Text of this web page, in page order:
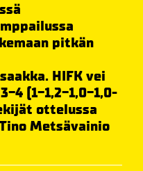
pitkän
HIFK vei
4 (1-1,2-1,0-1,0-
ottelussa
Metsävainio